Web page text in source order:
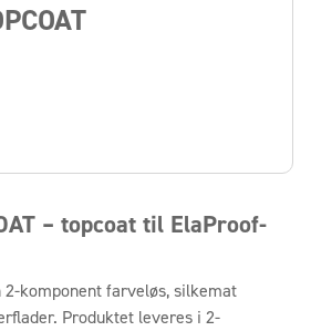
– topcoat til ElaProof-
2-komponent farveløs, silkemat
Produktet leveres i 2-